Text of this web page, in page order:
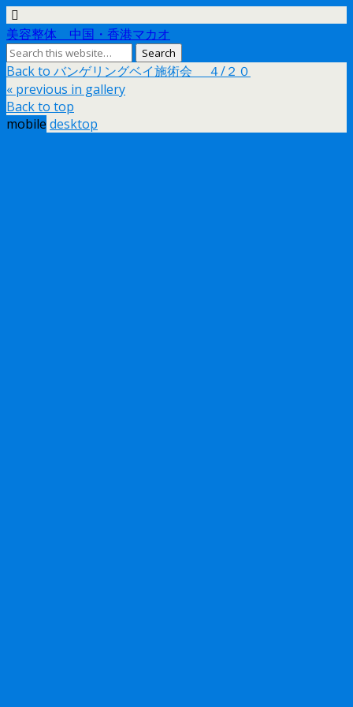
美容整体 中国・香港マカオ
Back to バンゲリングベイ施術会 ４/２０
« previous in gallery
Back to top
mobile desktop